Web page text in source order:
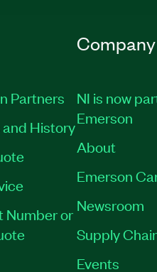
Partners
History
Number or
Company
NI is now
Emerson
About
Emerson
Newsroom
Supply
Events